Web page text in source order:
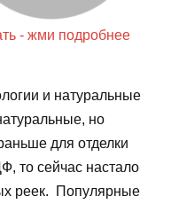
- жми подробнее
и натуральные
но
для отделки
то сейчас настало
реек. Популярные